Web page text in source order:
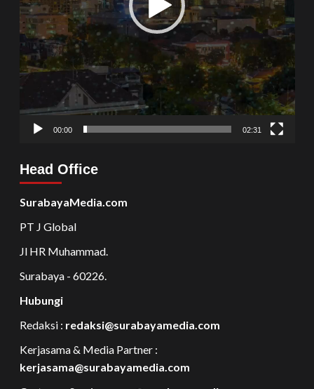
00:00 02:31
Head Office
SurabayaMedia.com
PT J Global
Jl HR Muhammad.
Surabaya - 60226.
Hubungi
Redaksi : redaksi@surabayamedia.com
Kerjasama & Media Partner :
kerjasama@surabayamedia.com